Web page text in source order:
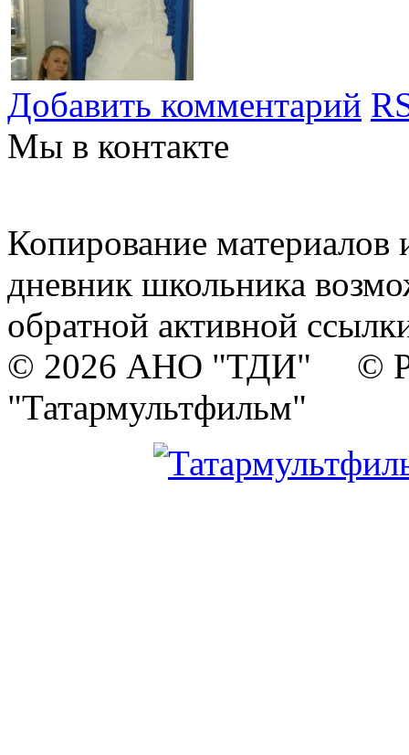
Добавить комментарий
Мы в контакте
Копирование материалов
дневник школьника
обратной активной
© 2026 АНО "ТДИ" ©
"Татармультфильм"